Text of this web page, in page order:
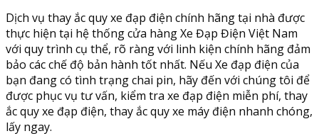
Dịch vụ thay ắc quy xe đạp điện chính hãng tại nhà được
thực hiện tại hệ thống cửa hàng Xe Đạp Điện Việt Nam
với quy trình cụ thể, rõ ràng với linh kiện chính hãng đảm
bảo các chế độ bản hành tốt nhất. Nếu Xe đạp điện của
bạn đang có tình trạng chai pin, hãy đến với chúng tôi để
được phục vụ tư vấn, kiểm tra xe đạp điện miễn phí, thay
ắc quy xe đạp điện, thay ắc quy xe máy điện nhanh chóng,
lấy ngay.